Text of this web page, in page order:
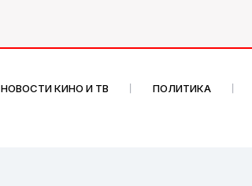
НОВОСТИ КИНО И ТВ ПОЛИТИКА